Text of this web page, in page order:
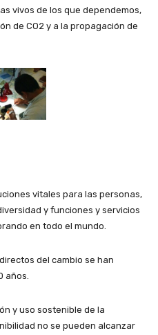
vivos de los que dependemos,
de CO2 y a la propagación de
vitales para las personas,
y funciones y servicios
en todo el mundo.
del cambio se han
años.
y uso sostenible de la
no se pueden alcanzar